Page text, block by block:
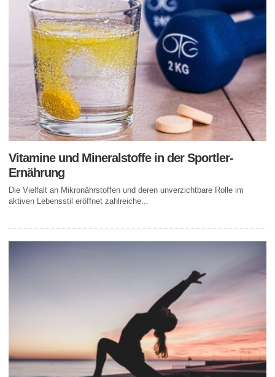
Vitamine und Mineralstoffe in der Sportler-
Ernährung
Die Vielfalt an Mikronährstoffen und deren unverzichtbare Rolle im
aktiven Lebensstil eröffnet zahlreiche...